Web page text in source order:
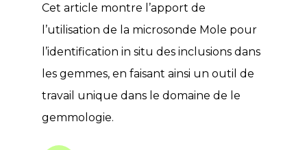
Cet article montre l’apport de
l’utilisation de la microsonde Mole pour
l’identification in situ des inclusions dans
les gemmes, en faisant ainsi un outil de
travail unique dans le domaine de le
gemmologie.